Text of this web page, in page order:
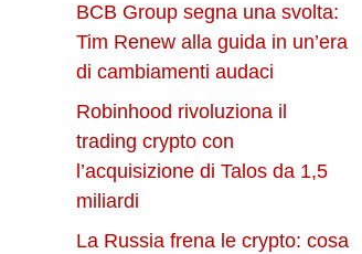
BCB Group segna una svolta:
Tim Renew alla guida in un’era
di cambiamenti audaci
Robinhood rivoluziona il
trading crypto con
l’acquisizione di Talos da 1,5
miliardi
La Russia frena le crypto: cosa